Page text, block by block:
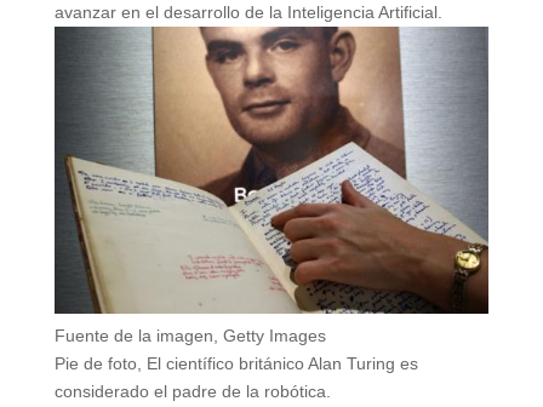
avanzar en el desarrollo de la Inteligencia Artificial.
Fuente de la imagen, Getty Images
Pie de foto, El científico británico Alan Turing es
considerado el padre de la robótica.